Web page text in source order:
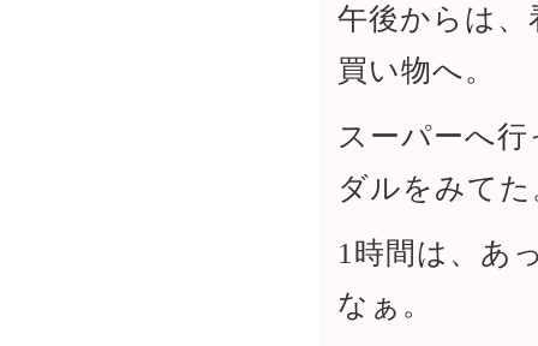
午後からは
買い物へ。
スーパーへ
ダルをみてた
1時間は、あ
なぁ。